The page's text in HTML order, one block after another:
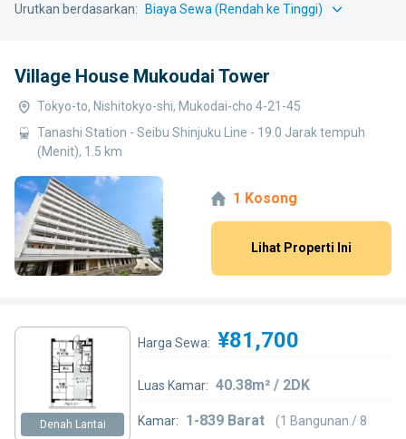
Urutkan berdasarkan:
Village House Mukoudai Tower
Tokyo-to, Nishitokyo-shi, Mukodai-cho 4-21-45
Tanashi Station - Seibu Shinjuku Line - 19.0 Jarak tempuh
(Menit), 1.5 km
1 Kosong
Lihat Properti Ini
Denah Lantai
Harga Sewa: ¥81,700
Luas Kamar: 40.38m² / 2DK
Kamar: 1-839 Barat
(1 Bangunan / 8